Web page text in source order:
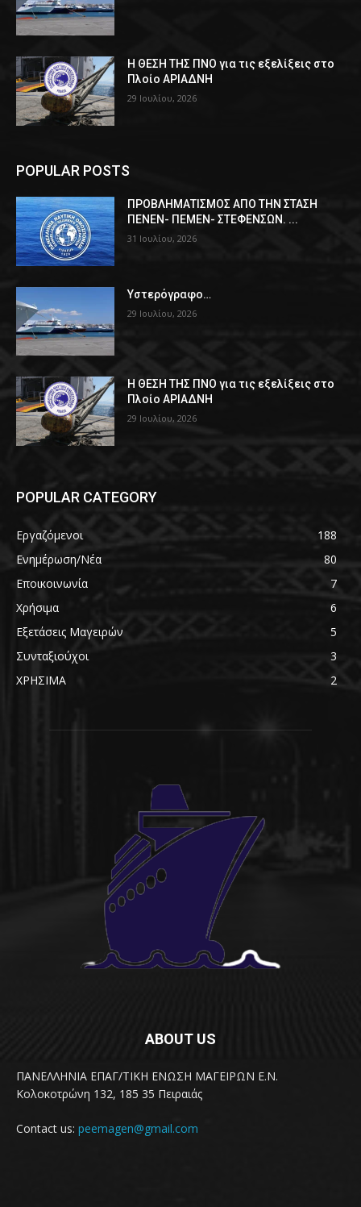
Η ΘΕΣΗ ΤΗΣ ΠΝΟ για τις εξελίξεις στο
Πλοίο ΑΡΙΑΔΝΗ
29 Ιουλίου, 2026
POPULAR POSTS
ΠPOΒΛΗΜΑΤΙΣΜΟΣ ΑΠΟ ΤΗΝ ΣΤΑΣΗ
ΠΕΝΕΝ- ΠΕΜΕΝ- ΣΤΕΦΕΝΣΩΝ. ...
31 Ιουλίου, 2026
Υστερόγραφο…
29 Ιουλίου, 2026
Η ΘΕΣΗ ΤΗΣ ΠΝΟ για τις εξελίξεις στο
Πλοίο ΑΡΙΑΔΝΗ
29 Ιουλίου, 2026
POPULAR CATEGORY
Εργαζόμενοι
188
Ενημέρωση/Νέα
80
Εποικοινωνία
7
Χρήσιμα
6
Εξετάσεις Μαγειρών
5
Συνταξιούχοι
3
ΧΡΗΣΙΜΑ
2
ABOUT US
ΠΑΝΕΛΛΗΝΙΑ ΕΠΑΓ/ΤΙΚΗ ΕΝΩΣΗ ΜΑΓΕΙΡΩΝ Ε.Ν.
Κολοκοτρώνη 132, 185 35 Πειραιάς
Contact us: peemagen@gmail.com